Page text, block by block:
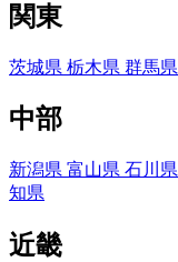
関東
茨城県 栃木県 群馬県
中部
新潟県 富山県 石川県
知県
近畿